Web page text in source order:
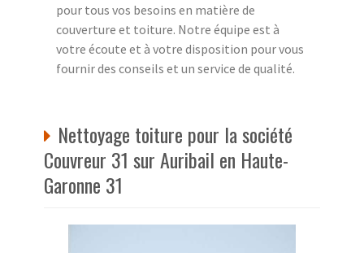
pour tous vos besoins en matière de
couverture et toiture. Notre équipe est à
votre écoute et à votre disposition pour vous
fournir des conseils et un service de qualité.
Nettoyage toiture pour la société
Couvreur 31 sur Auribail en Haute-
Garonne 31